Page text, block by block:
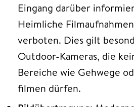
Eingang darüber
Heimliche
verboten. Dies gilt
Outdoor-Kameras, die
Bereiche wie Gehwege
filmen dürfen.